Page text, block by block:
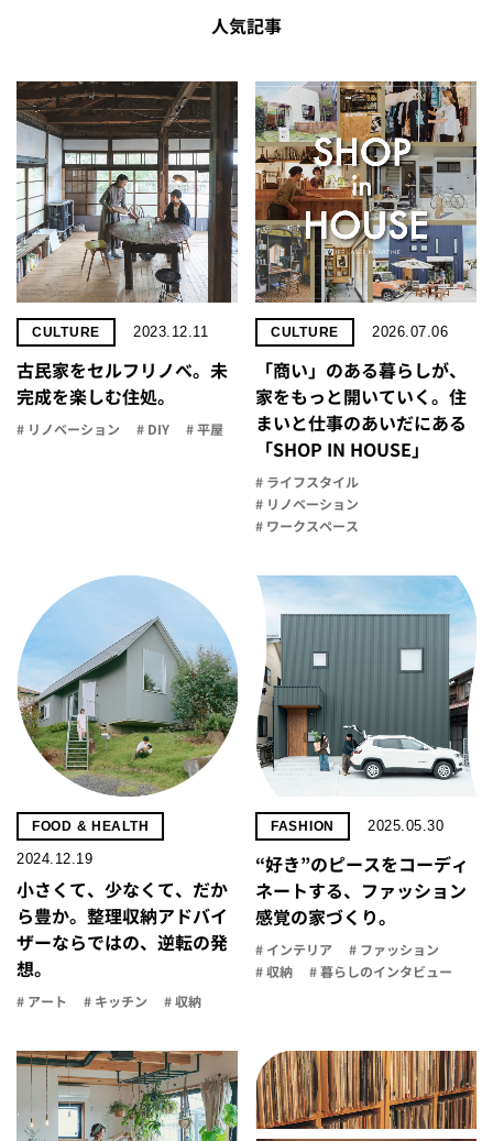
人気記事
CULTURE 2023.12.11
古民家をセルフリノべ。未
完成を楽しむ住処。
# リノベーション # DIY # 平屋
CULTURE 2026.07.06
「商い」の​ある​暮らしが、​
家を​もっと​開いていく。​住
まいと​仕事の​あいだに​ある​
「SHOP IN HOUSE」
# ライフスタイル
# リノベーション
# ワークスペース
FOOD & HEALTH
2024.12.19
小さくて、少なくて、だか
ら豊か。整理収納アドバイ
ザーならではの、逆転の発
想。
# アート # キッチン # 収納
FASHION 2025.05.30
“好き”のピースをコーディ
ネートする、ファッション
感覚の家づくり。
# インテリア
# ファッション
# 収納
# 暮らしのインタビュー